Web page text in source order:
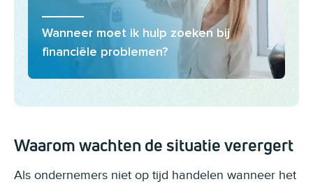
Wanneer moet ik hulp zoeken bij
financiële problemen?
Waarom wachten de situatie verergert
Als ondernemers niet op tijd handelen wanneer het